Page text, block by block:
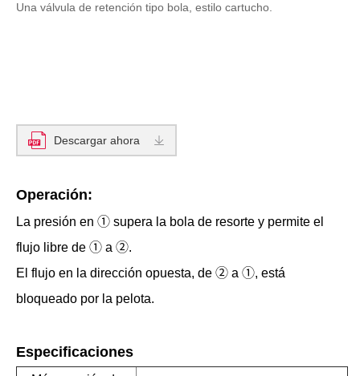
Una válvula de retención tipo bola, estilo cartucho.
Descargar ahora
Operación:
La presión en ① supera la bola de resorte y permite el
flujo libre de ① a ②.
El flujo en la dirección opuesta, de ② a ①, está
bloqueado por la pelota.
Especificaciones